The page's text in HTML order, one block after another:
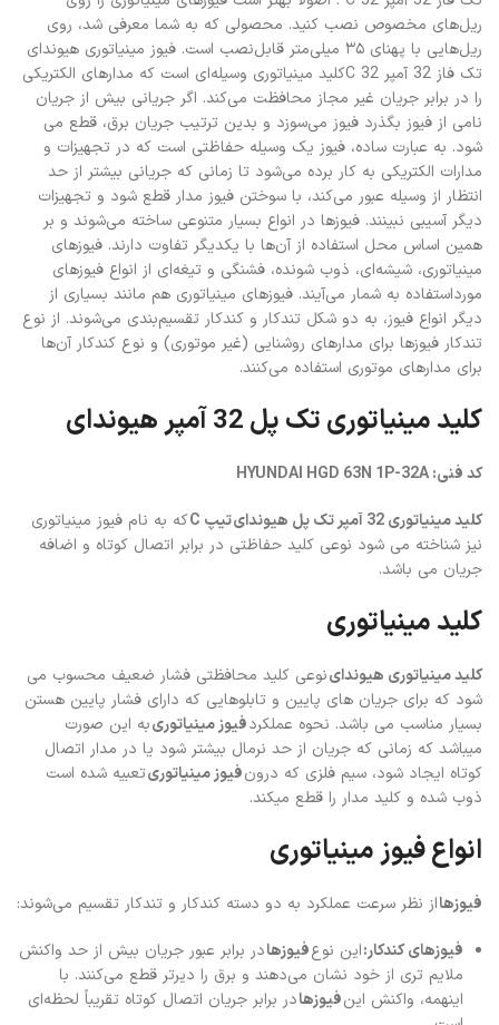
ریل‌های مخصوص نصب کنید. محصولی که به شما معرفی شد، روی
ریل‌هایی با پهنای ۳۵ میلی‌متر قابل‌نصب است. فیوز مینیاتوری هیوندای
تک فاز 32 آمپر C 32کلید مینیاتوری وسیله‌ای است که مدارهای الکتریکی
را در برابر جریان غیر مجاز محافظت می‌کند. اگر جریانی بیش از جریان
نامی از فیوز بگذرد فیوز می‌سوزد و بدین ترتیب جریان برق، قطع می
شود. به عبارت ساده، فیوز یک وسیله حفاظتی است که در تجهیزات و
مدارات الکتریکی به کار برده می‌شود تا زمانی که جریانی بیشتر از حد
انتظار از وسیله عبور می‌کند، با سوختن فیوز مدار قطع شود و تجهیزات
دیگر آسیبی نبینند. فیوزها در انواع بسیار متنوعی ساخته می‌شوند و بر
همین اساس محل استفاده از آن‌ها با یکدیگر تفاوت دارند. فیوزهای
مینیاتوری، شیشه‌ای، ذوب شونده، فشنگی و تیغه‌ای از انواع فیوزهای
مورداستفاده به شمار می‌آیند. فیوزهای مینیاتوری هم مانند بسیاری از
دیگر انواع فیوز، به دو شکل تندکار و کندکار تقسیم‌بندی می‌شوند. از نوع
تندکار فیوزها برای مدارهای روشنایی (غیر موتوری) و نوع کندکار آن‌ها
برای مدارهای موتوری استفاده می‌کنند.
کلید مینیاتوری تک پل 32 آمپر هیوندای
کد فنی: HYUNDAI HGD 63N 1P-32A
کلید مینیاتوری 32 آمپر تک پل هیوندای
تیپ C
که به نام فیوز مینیاتوری
نیز شناخته می شود نوعی کلید حفاظتی در برابر اتصال کوتاه و اضافه
جریان می باشد.
کلید مینیاتوری
کلید مینیاتوری هیونداینوعی کلید محافظتی فشار ضعیف محسوب می
شود که برای جریان های پایین و تابلوهایی که دارای فشار پایین هستن
بسیار مناسب می باشد. نحوه عملکردفیوز مینیاتوریبه این صورت
میباشد که زمانی که جریان از حد نرمال بیشتر شود یا در مدار اتصال
کوتاه ایجاد شود، سیم فلزی که درونفیوز مینیاتوریتعبیه شده است
ذوب شده و کلید مدار را قطع میکند.
انواع فیوز مینیاتوری
فیوزهااز نظر سرعت عملکرد به دو دسته کندکار و تندکار تقسیم می‌شوند:
فیوزهای کندکار:این نوعفیوزهادر برابر عبور جریان بیش از حد واکنش
ملایم تری از خود نشان می‌دهند و برق را دیرتر قطع می‌کنند. با
اینهمه، واکنش اینفیوزهادر برابر جریان اتصال کوتاه تقریباً لحظه‌ای